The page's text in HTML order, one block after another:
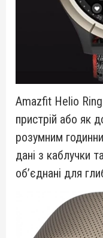
Amazfit Helio
пристрій або як
розумним
дані з каблучки
об’єднані для